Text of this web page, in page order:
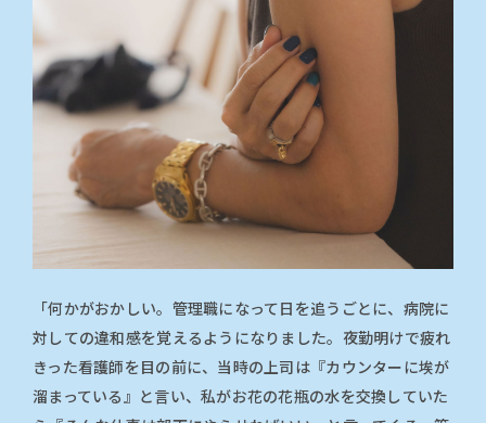
「何かがおかしい。管理職になって日を追うごとに、病院に
対しての違和感を覚えるようになりました。夜勤明けで疲れ
きった看護師を目の前に、当時の上司は『カウンターに埃が
溜まっている』と言い、私がお花の花瓶の水を交換していた